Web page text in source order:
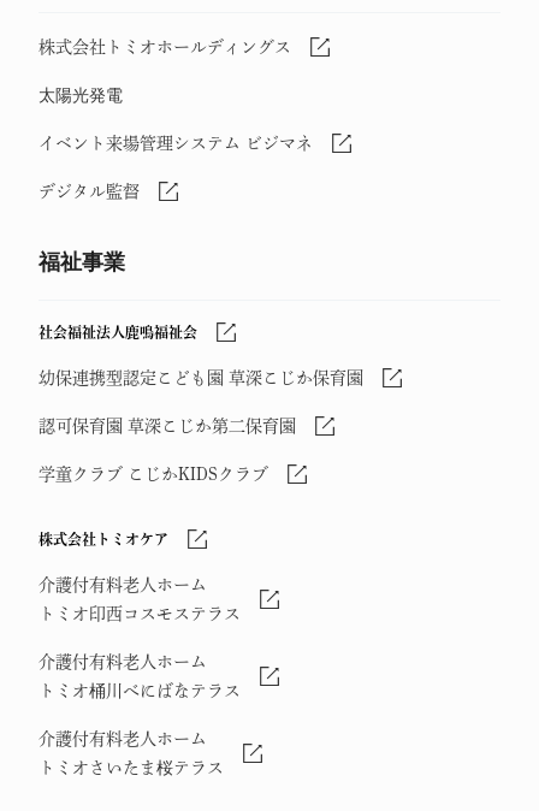
株式会社トミオホールディングス
太陽光発電
イベント来場管理システム ビジマネ
デジタル監督
福祉事業
社会福祉法人鹿鳴福祉会
幼保連携型認定こども園 草深こじか保育園
認可保育園 草深こじか第二保育園
学童クラブ こじかKIDSクラブ
株式会社トミオケア
介護付有料老人ホーム
トミオ印西コスモステラス
介護付有料老人ホーム
トミオ桶川べにばなテラス
介護付有料老人ホーム
トミオさいたま桜テラス